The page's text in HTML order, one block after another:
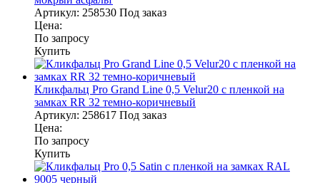
Артикул: 258530 Под заказ
Цена:
По запросу
Купить
Кликфальц Pro Grand Line 0,5 Velur20 с пленкой на
замках RR 32 темно-коричневый
Артикул: 258617 Под заказ
Цена:
По запросу
Купить